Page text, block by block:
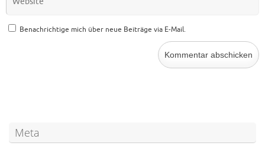
Benachrichtige mich über neue Beiträge via E-Mail.
Meta